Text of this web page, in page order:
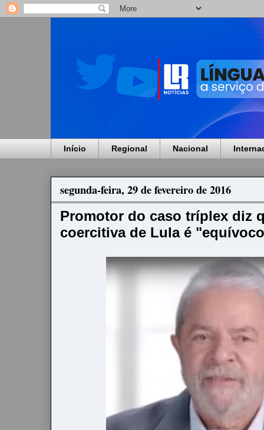
Início Regional Nacional
segunda-feira, 29 de fevereiro de 2016
Promotor do caso tríplex diz
coercitiva de Lula é